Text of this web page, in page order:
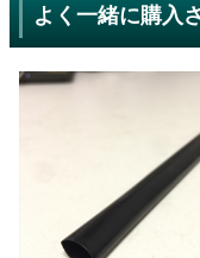
よく一緒に購入